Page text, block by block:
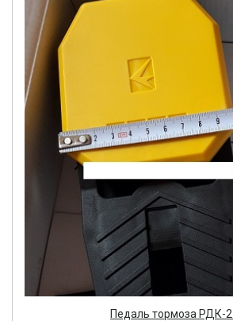
Педаль тормоза РДК-